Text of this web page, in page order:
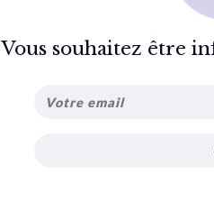
Vous souhaitez être